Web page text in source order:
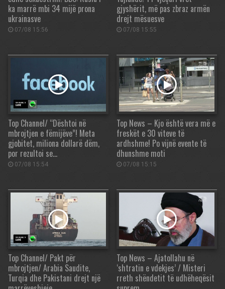
ka marrë mbi 34 mijë prona
ukrainasve
07/08 15:56
gjyshërit, më pas zbraz armën
drejt mësuesve
07/08 15:55
Top Channel/ “Dështoi në
mbrojtjen e fëmijëve”! Meta
gjobitet, miliona dollarë dëm,
por rezultoi se…
07/08 15:54
Top News – Kjo është vera më e
freskët e 30 viteve të
ardhshme! Po vijnë evente të
dhunshme moti
07/08 15:15
Top Channel/ Pakt për
mbrojtjen/ Arabia Saudite,
Turqia dhe Pakistani drejt një
Top News – Ajatollahu në
‘shtratin e vdekjes’ / Misteri
rreth shëndetit të udhëheqësit